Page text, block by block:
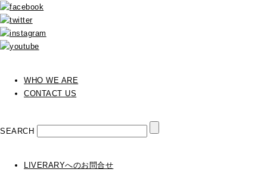
WHO WE ARE
CONTACT US
SEARCH
LIVERARYへのお問合せ